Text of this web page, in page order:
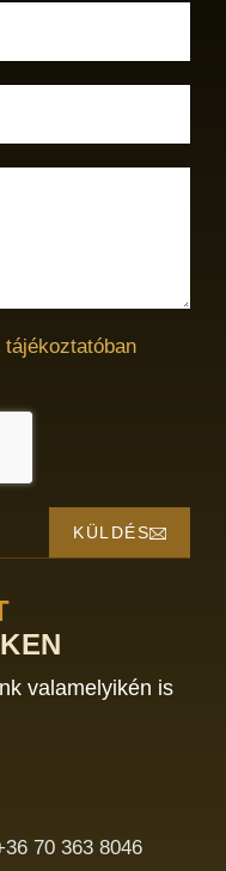
KÜLDÉS
valamelyikén is
70 363 8046